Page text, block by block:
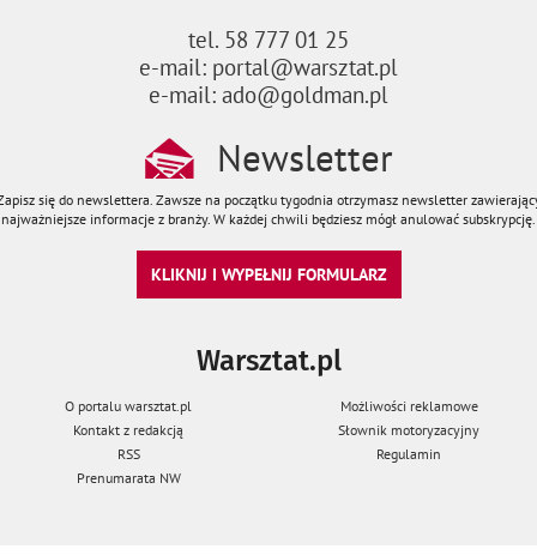
tel. 58 777 01 25
e-mail: portal@warsztat.pl
e-mail: ado@goldman.pl
Newsletter
się do newslettera. Zawsze na początku tygodnia otrzymasz newsletter
najważniejsze informacje z branży. W każdej chwili będziesz mógł anulować subskrypcję.
KLIKNIJ I WYPEŁNIJ FORMULARZ
Warsztat.pl
O portalu warsztat.pl
Możliwości reklamowe
Kontakt z redakcją
Słownik motoryzacyjny
RSS
Regulamin
Prenumarata NW